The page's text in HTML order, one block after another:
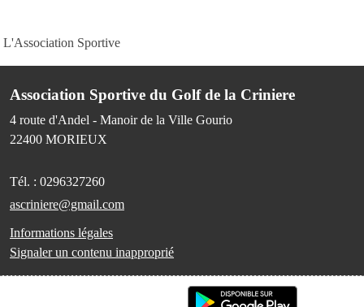
L'Association Sportive
Association Sportive du Golf de la Criniere
4 route d'Andel - Manoir de la Ville Gourio
22400 MORIEUX
Tél. : 0296327260
ascriniere@gmail.com
Informations légales
Signaler un contenu inapproprié